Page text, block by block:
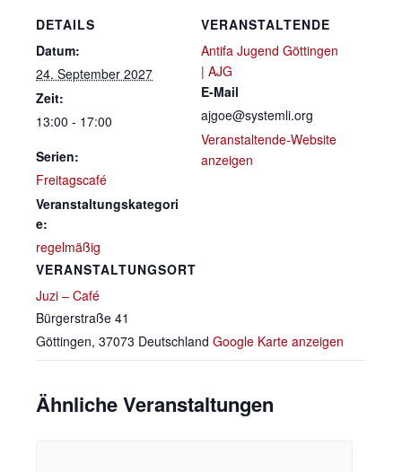
DETAILS
Datum:
24. September 2027
Zeit:
13:00 - 17:00
Serien:
Freitagscafé
Veranstaltungskategori
e:
regelmäßig
VERANSTALTUNGSORT
Juzi – Café
Bürgerstraße 41
Göttingen, 37073 Deutschland Google Karte anzeigen
VERANSTALTENDE
Antifa Jugend Göttingen
| AJG
E-Mail
ajgoe@systemli.org
Veranstaltende-Website
anzeigen
Ähnliche Veranstaltungen